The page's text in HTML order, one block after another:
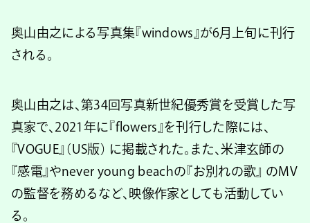
奥山由之による写真集『windows』が6月上旬に刊行
される。
奥山由之は、第34回写真新世紀優秀賞を受賞した写
真家で、2021年に『flowers』を刊行した際には、
『VOGUE』（US版） に掲載された。また、米津玄師の
『感電』やnever young beachの『お別れの歌』 のMV
の監督を務めるなど、映像作家としても活動してい
る。